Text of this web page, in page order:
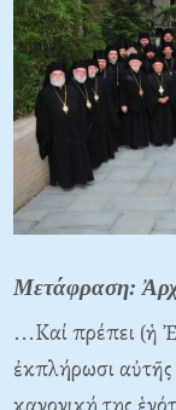
Μετάφραση:
...Καί πρέπει (ἡ
ἐκπλήρωσι